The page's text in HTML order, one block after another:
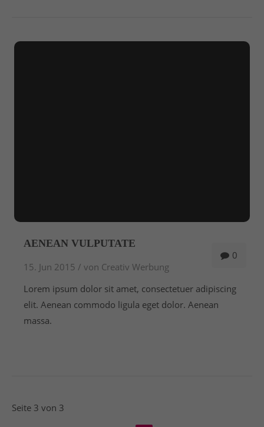
0
AENEAN VULPUTATE
15. Jun 2015 / von Creativ Werbung
Lorem ipsum dolor sit amet, consectetuer adipiscing
elit. Aenean commodo ligula eget dolor. Aenean
massa.
Seite 3 von 3